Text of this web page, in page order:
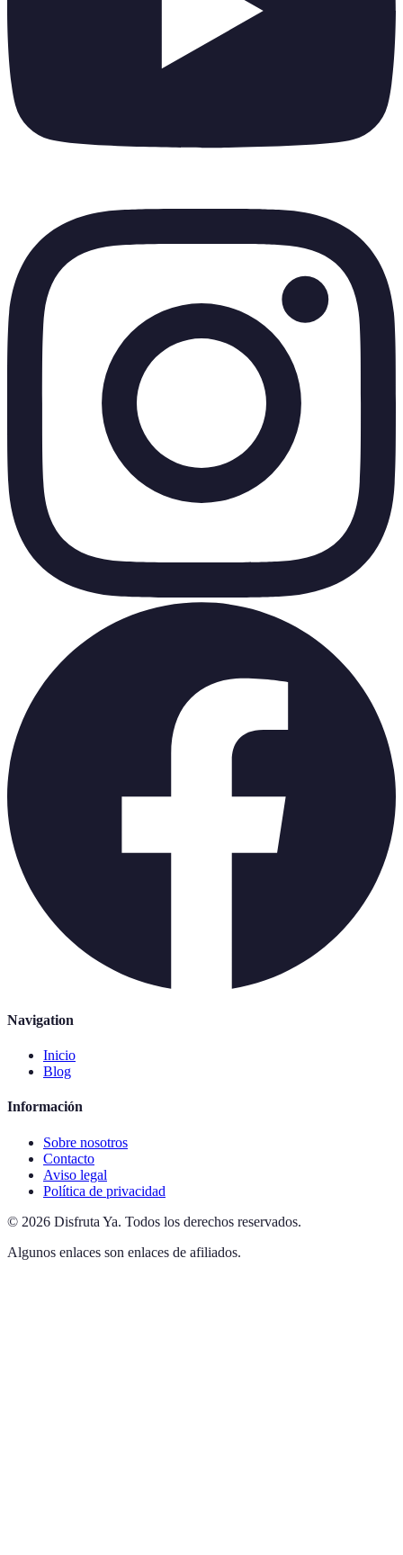
Navigation
Inicio
Blog
Información
Sobre nosotros
Contacto
Aviso legal
Política de privacidad
© 2026 Disfruta Ya. Todos los derechos reservados.
Algunos enlaces son enlaces de afiliados.